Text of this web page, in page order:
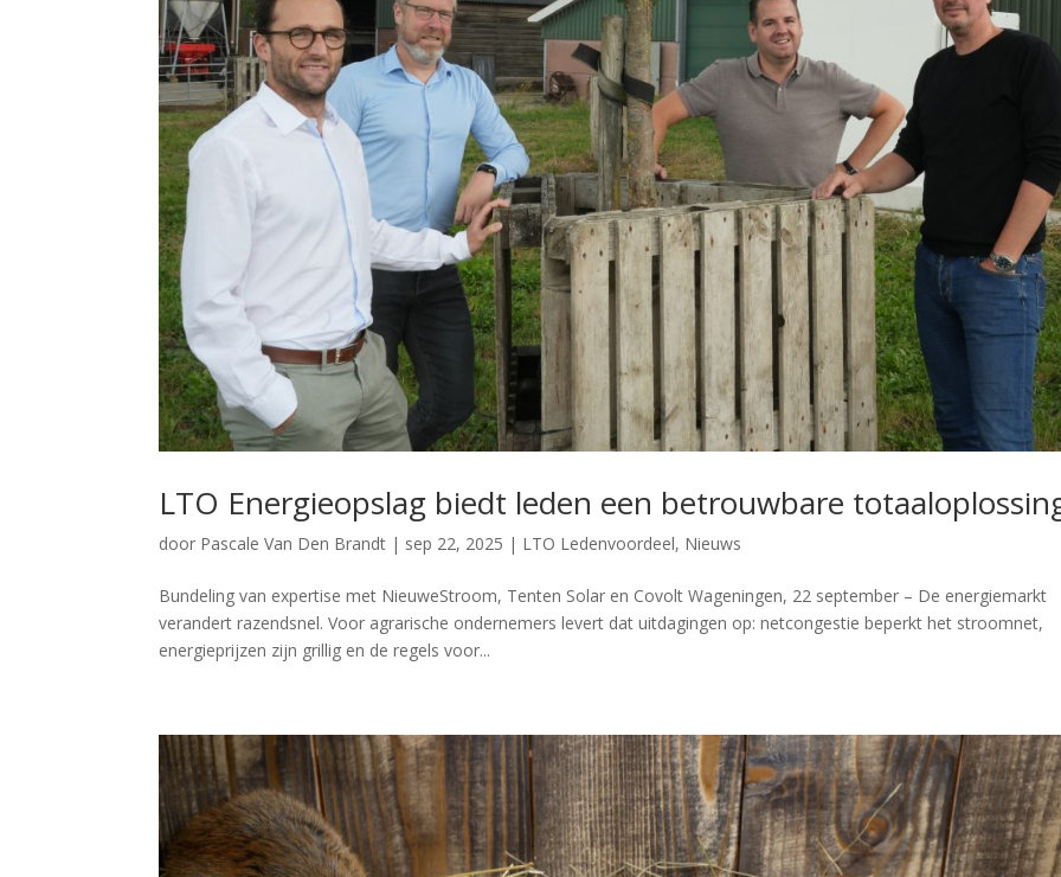
LTO Energieopslag biedt leden een betrouwbare
door Pascale Van Den Brandt | sep 22, 2025 | LTO Ledenvoordeel, Nieuws
Bundeling van expertise met NieuweStroom, Tenten Solar en Covolt Wageningen, 22 september – De energiemarkt
verandert razendsnel. Voor agrarische ondernemers levert dat uitdagingen op: netcongestie beperkt het stroomnet,
energieprijzen zijn grillig en de regels voor...